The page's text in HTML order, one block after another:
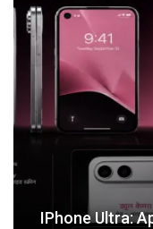
IPhone Ultra: